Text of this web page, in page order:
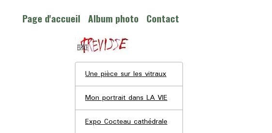
Page d'accueil Album photo Contact
Une pièce sur les vitraux
Mon portrait dans LA VIE
Expo Cocteau cathédrale